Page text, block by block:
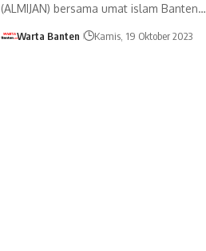
(ALMIJAN) bersama umat islam Banten…
Warta Banten Kamis, 19 Oktober 2023